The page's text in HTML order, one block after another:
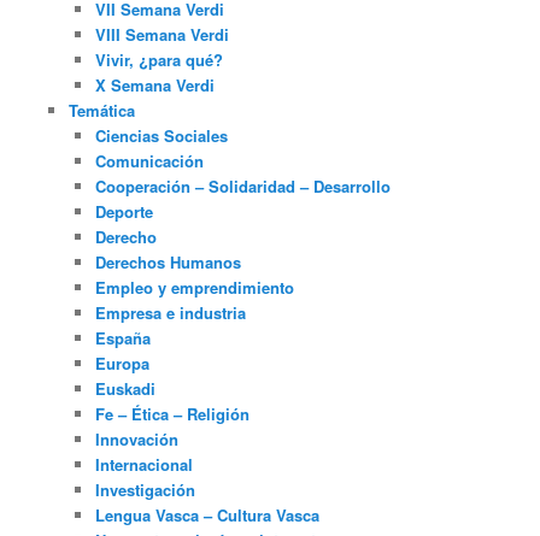
VII Semana Verdi
VIII Semana Verdi
Vivir, ¿para qué?
X Semana Verdi
Temática
Ciencias Sociales
Comunicación
Cooperación – Solidaridad – Desarrollo
Deporte
Derecho
Derechos Humanos
Empleo y emprendimiento
Empresa e industria
España
Europa
Euskadi
Fe – Ética – Religión
Innovación
Internacional
Investigación
Lengua Vasca – Cultura Vasca